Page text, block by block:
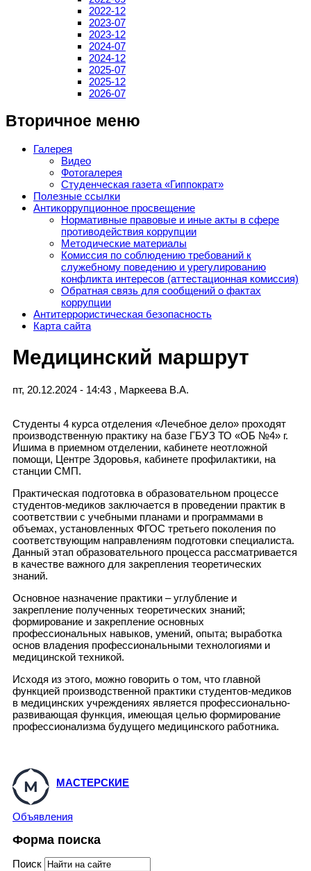
2022-12
2023-07
2023-12
2024-07
2024-12
2025-07
2025-12
2026-07
Вторичное меню
Галерея
Видео
Фотогалерея
Студенческая газета «Гиппократ»
Полезные ссылки
Антикоррупционное просвещение
Нормативные правовые и иные акты в сфере
противодействия коррупции
Методические материалы
Комиссия по соблюдению требований к
служебному поведению и урегулированию
конфликта интересов (аттестационная комиссия)
Обратная связь для сообщений о фактах
коррупции
Антитеррористическая безопасность
Карта сайта
Медицинский маршрут
пт, 20.12.2024 - 14:43 , Маркеева В.А.
Студенты 4 курса отделения «Лечебное дело» проходят
производственную практику на базе ГБУЗ ТО «ОБ №4» г.
Ишима в приемном отделении, кабинете неотложной
помощи, Центре Здоровья, кабинете профилактики, на
станции СМП.
Практическая подготовка в образовательном процессе
студентов-медиков заключается в проведении практик в
соответствии с учебными планами и программами в
объемах, установленных ФГОС третьего поколения по
соответствующим направлениям подготовки специалиста.
Данный этап образовательного процесса рассматривается
в качестве важного для закрепления теоретических
знаний.
Основное назначение практики – углубление и
закрепление полученных теоретических знаний;
формирование и закрепление основных
профессиональных навыков, умений, опыта; выработка
основ владения профессиональными технологиями и
медицинской техникой.
Исходя из этого, можно говорить о том, что главной
функцией производственной практики студентов-медиков
в медицинских учреждениях является профессионально-
развивающая функция, имеющая целью формирование
профессионализма будущего медицинского работника.
МАСТЕРСКИЕ
Объявления
Форма поиска
Поиск